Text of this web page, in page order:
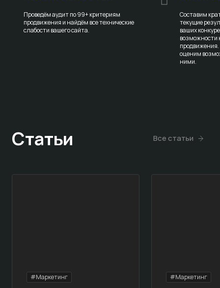
Проведём аудит по 99+ критериям
продвижения и найдём все технические
слабости вашего сайта.
Составим
текущие
ваших
возможности
оценим
ними.
Статьи Все статьи
#Маркетинг #Маркетинг